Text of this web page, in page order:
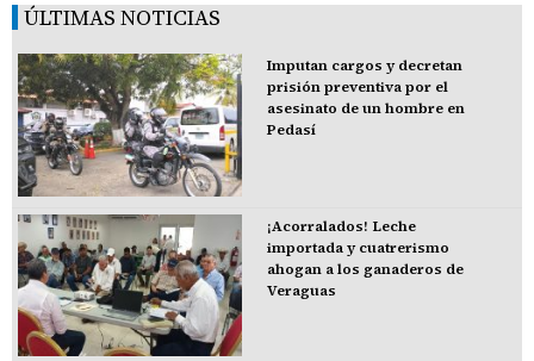
ÚLTIMAS NOTICIAS
Imputan cargos y decretan
prisión preventiva por el
asesinato de un hombre en
Pedasí
¡Acorralados! Leche
importada y cuatrerismo
ahogan a los ganaderos de
Veraguas